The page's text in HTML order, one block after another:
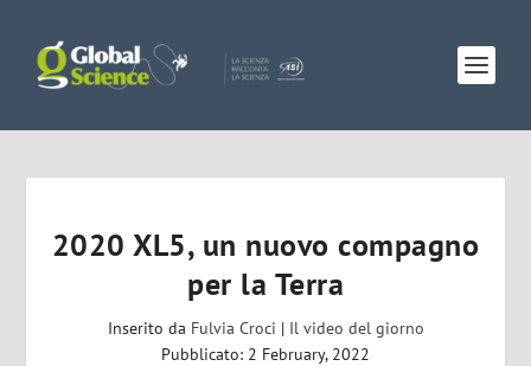
2020 XL5, un nuovo compagno
per la Terra
Inserito da Fulvia Croci | Il video del giorno
Pubblicato: 2 February, 2022